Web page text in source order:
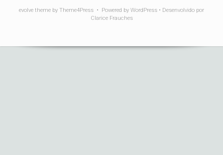
evolve theme by Theme4Press • Powered by WordPress • Desenvolvido por
Clarice Frauches